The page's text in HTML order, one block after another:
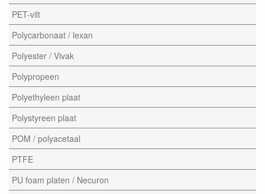
PET-vilt
Polycarbonaat / lexan
Polyester / Vivak
Polypropeen
Polyethyleen plaat
Polystyreen plaat
POM / polyacetaal
PTFE
PU foam platen / Necuron